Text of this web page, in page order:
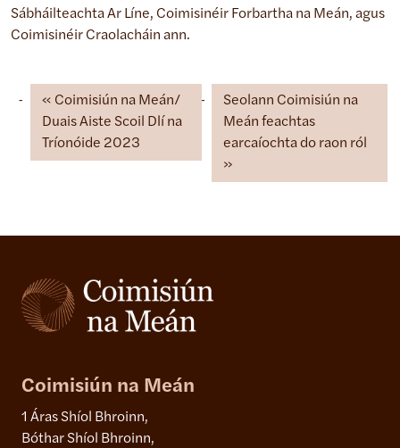
Sábháilteachta Ar Líne, Coimisinéir Forbartha na Meán, agus
Coimisinéir Craolacháin ann.
Coimisiún na Meán/
Duais Aiste Scoil Dlí na
Tríonóide 2023
Seolann Coimisiún na
Meán feachtas
earcaíochta do raon ról
Coimisiún na Meán
1 Áras Shíol Bhroinn,
Bóthar Shíol Bhroinn,